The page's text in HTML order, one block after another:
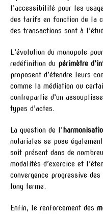
l’accessibilité pour les
des tarifs en fonction de la
des transactions sont à
L’évolution du monopole
redéfinition du périmètre
proposent d’étendre leurs
comme la médiation ou
contrepartie d’un
types d’actes.
La question de l’
notariales se pose
soit présent dans de
modalités d’exercice et
convergence progressive
long terme.
Enfin, le renforcement des